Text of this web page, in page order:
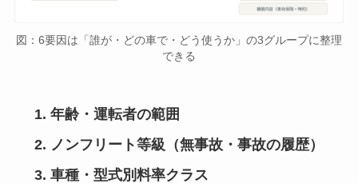
図：6要因は「誰が・どの車で・どう使うか」の3グループに整理
できる
年齢・運転者の範囲
ノンフリート等級（無事故・事故の履歴）
車種・型式別料率クラス